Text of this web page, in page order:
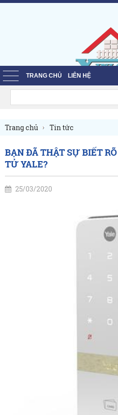
TRANG CHỦ LIÊN HỆ
Trang chủ Tin tức
BẠN ĐÃ THẬT SỰ BIẾT
TỬ YALE?
25/03/2020